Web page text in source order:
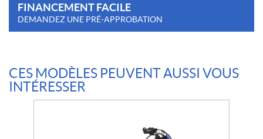
FINANCEMENT FACILE
DEMANDEZ UNE PRÉ-APPROBATION
CES MODÈLES PEUVENT AUSSI VOUS
INTÉRESSER